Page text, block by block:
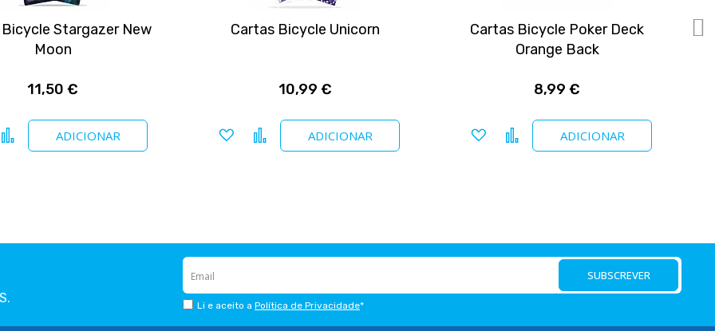
Stargazer New
Moon
11,50 €
ADICIONAR
a favoritos
Comparar
Cartas Bicycle Unicorn
10,99 €
ADICIONAR
Adicionar a favoritos
Comparar
Cartas Bicycle Poker Deck
Orange Back
8,99 €
ADICIONAR
Adicionar a favoritos
Comparar
SUBSCREVER
Li e aceito a Política de Privacidade*